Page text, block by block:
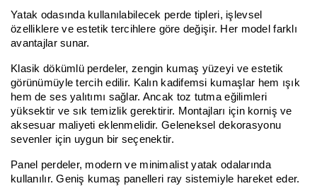
Yatak odasında kullanılabilecek perde tipleri, işlevsel
özelliklere ve estetik tercihlere göre değişir. Her model farklı
avantajlar sunar.
Klasik dökümlü perdeler, zengin kumaş yüzeyi ve estetik
görünümüyle tercih edilir. Kalın kadifemsi kumaşlar hem ışık
hem de ses yalıtımı sağlar. Ancak toz tutma eğilimleri
yüksektir ve sık temizlik gerektirir. Montajları için korniş ve
aksesuar maliyeti eklenmelidir. Geleneksel dekorasyonu
sevenler için uygun bir seçenektir.
Panel perdeler, modern ve minimalist yatak odalarında
kullanılır. Geniş kumaş panelleri ray sistemiyle hareket eder.